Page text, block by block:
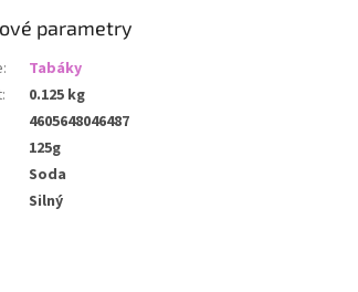
parametry
:
Tabáky
:
0.125 kg
4605648046487
125g
Soda
Silný